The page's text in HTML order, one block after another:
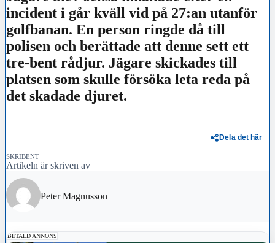
incident i går kväll vid på 27:an utanför
golfbanan. En person ringde då till
polisen och berättade att denne sett ett
tre-bent rådjur. Jägare skickades till
platsen som skulle försöka leta reda på
det skadade djuret.
Dela det här
SKRIBENT
Artikeln är skriven av
Peter Magnusson
BETALD ANNONS